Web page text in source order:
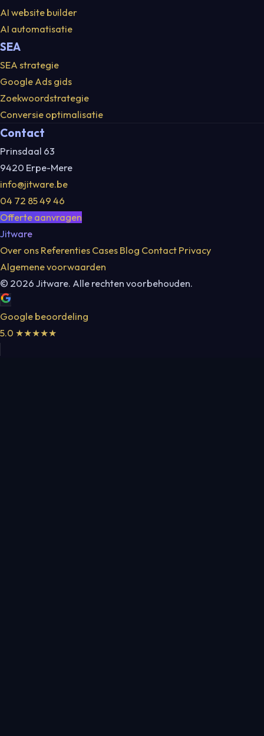
AI website builder
AI automatisatie
SEA
SEA strategie
Google Ads gids
Zoekwoordstrategie
Conversie optimalisatie
Contact
Prinsdaal 63
9420 Erpe-Mere
info@jitware.be
04 72 85 49 46
Offerte aanvragen
Jitware
Over ons Referenties Cases Blog Contact Privacy
Algemene voorwaarden
© 2026 Jitware. Alle rechten voorbehouden.
Google beoordeling
5.0 ★★★★★